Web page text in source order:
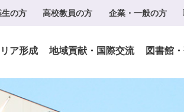
の方 高校教員の方 企業・一般の方
ア形成 地域貢献・国際交流 図書館